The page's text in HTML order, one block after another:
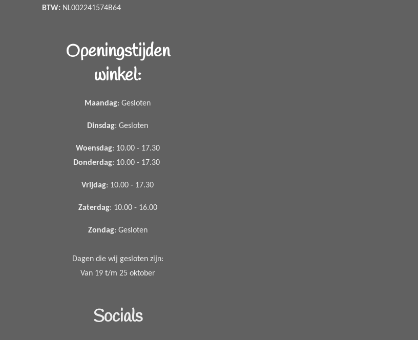
BTW: NL002241574B64
Openingstijden
winkel:
Maandag: Gesloten
Dinsdag: Gesloten
Woensdag: 10.00 - 17.30
Donderdag: 10.00 - 17.30
Vrijdag: 10.00 - 17.30
Zaterdag: 10.00 - 16.00
Zondag: Gesloten
Dagen die wij gesloten zijn:
Van 19 t/m 25 oktober
Socials